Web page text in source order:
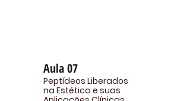
Aula 07
Peptídeos Liberados
na Estética e suas